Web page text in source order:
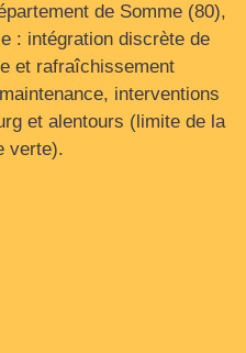
de Somme (80),
: intégration discrète de
et rafraîchissement
interventions
et alentours (limite de la
verte).